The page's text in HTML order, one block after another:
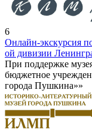
6
Онлайн-экскурсия
ой дивизии
При поддержке
бюджетное
города Пушкина»»